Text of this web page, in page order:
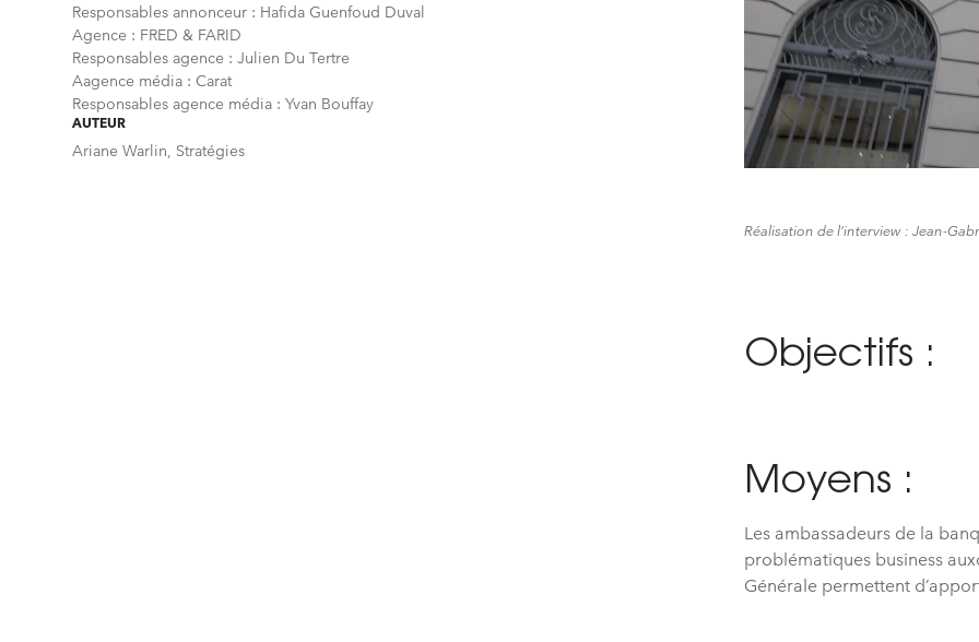
Responsables annonceur : Hafida Guenfoud Duval
Agence : FRED & FARID
Responsables agence : Julien Du Tertre
Aagence média : Carat
Responsables agence média : Yvan Bouffay
AUTEUR
Ariane Warlin, Stratégies
Réalisation de l’interview : Jean-
Objectifs :
Moyens :
Les ambassadeurs de la
problématiques business
Générale permettent